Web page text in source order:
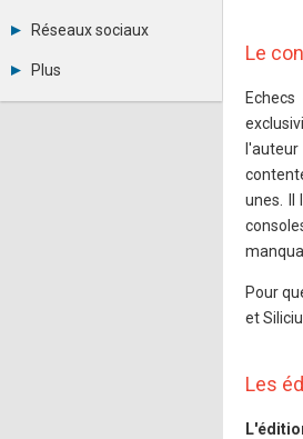
Observatoire de l'emploi
Réseaux sociaux
LinkedIn
Plus
Annonceurs
Le
unes. Il
Pour
et
Les